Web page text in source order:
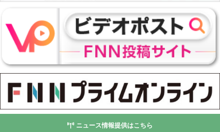
ニュース情報提供はこちら